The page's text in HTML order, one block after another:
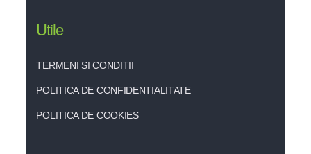
Utile
TERMENI SI CONDITII
POLITICA DE CONFIDENTIALITATE
POLITICA DE COOKIES